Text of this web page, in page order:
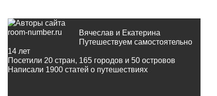
Вячеслав и Екатерина
Путешествуем самостоятельно
14 лет
Посетили 20 стран, 165 городов и 50 островов
Написали 1900 статей о путешествиях